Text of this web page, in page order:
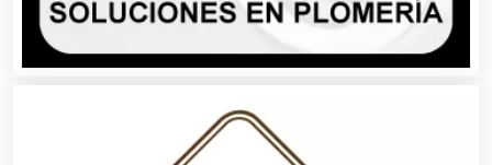
Cibercafés
Clínicas de Belleza